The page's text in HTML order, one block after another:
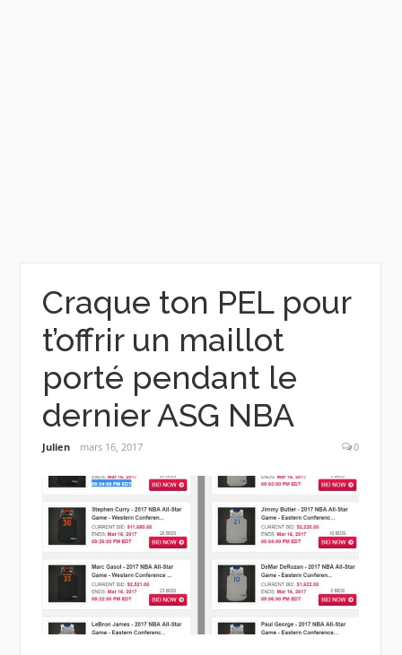
Craque ton PEL pour
t’offrir un maillot
porté pendant le
dernier ASG NBA
Julien mars 16, 2017 0